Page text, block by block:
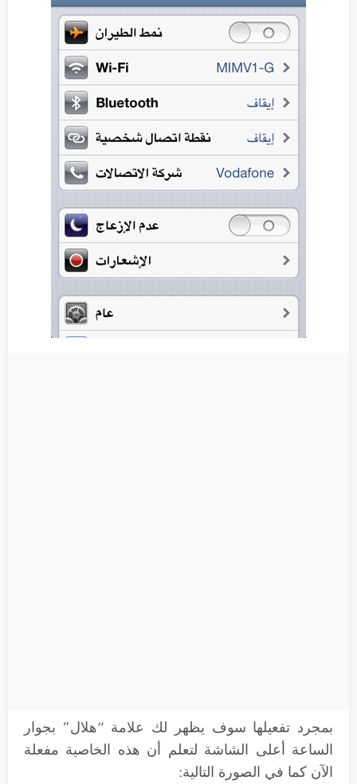
بمجرد تفعيلها سوف يظهر لك علامة “هلال” بجوار
الساعة أعلى الشاشة لتعلم أن هذه الخاصية مفعلة
الآن كما في الصورة التالية: